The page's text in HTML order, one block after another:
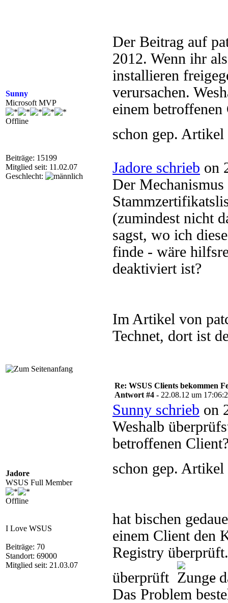
Sunny
Microsoft MVP
Offline
Beiträge: 15199
Mitglied seit: 11.02.07
Geschlecht:
Der Beitrag auf
2012. Wenn ihr
installieren
verursachen.
einem
schon gep.
Jadore schrieb on
Der
(zumindest nicht
sagst, wo ich
finde - wäre
deaktiviert ist?
Im Artikel von
Technet, dort ist
Jadore
WSUS Full Member
Offline
I Love WSUS
Beiträge: 70
Standort: 69000
Mitglied seit: 21.03.07
Re: WSUS Clients bekommen
Antwort #4 - 22.08.12 um
Sunny schrieb on
Weshalb
betroffenen
schon gep.
hat bischen
einem Client den
Registry
überprüft
-
Das Problem